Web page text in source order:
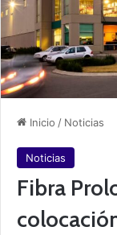
Inicio / Noticias
Noticias
Fibra